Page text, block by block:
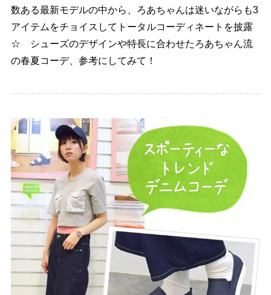
数ある最新モデルの中から、ろあちゃんは迷いながらも3
アイテムをチョイスしてトータルコーディネートを披露
☆ シューズのデザインや特長に合わせたろあちゃん流
の春夏コーデ、参考にしてみて！